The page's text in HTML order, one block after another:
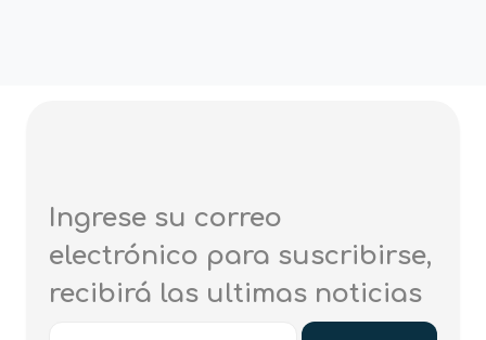
Ingrese su correo
electrónico para suscribirse,
recibirá las ultimas noticias